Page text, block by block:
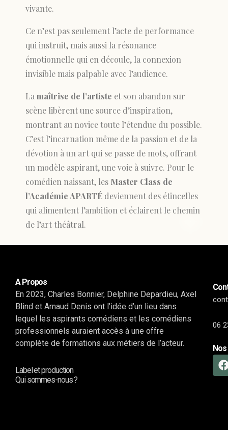
vivante.
Ce n’est pas seulement l’acte de performance
qui instruit, mais aussi la résonance
émotionnelle qui en découle, la connexion
invisible mais palpable avec l’audience.
La maîtrise de l’artiste et son abandon sur
scène libèrent une source d’inspiration,
montrant au novice toute l’étendue du possible.
C’est l’incarnation même de la passion et de la
dévotion à un art qui se passe de mots, offrant
un modèle aspirant, une voie à suivre. Pour le
comédien naissant, les Master Class de
l’Académie APARTÉ deviennent des étincelles
qui alimentent l’ambition et éclairent le chemin
de l’art théâtral.
A Propos
En 2023, Charles Bonnier, Delphine Depardieu, Axel
Blind et Arnaud Denis ont l’idée d’un lieu dans
lequel les aspirants comédiens et les comédiens
professionnels auraient accès à une offre
complète de formations aux métiers de l’acteur.
Label et production
Qui sommes-nous ?
06